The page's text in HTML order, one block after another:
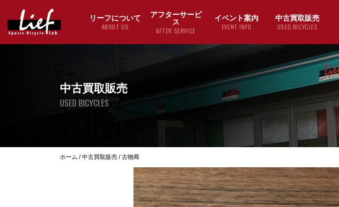
リーフについて
ABOUT US
アフターサービ
ス
AFTER SERVICE
イベント案内
EVENT INFO
中古買取販売
USED BICYCLES
中古買取販売
USED BICYCLES
ホーム /中古買取販売 /古物商